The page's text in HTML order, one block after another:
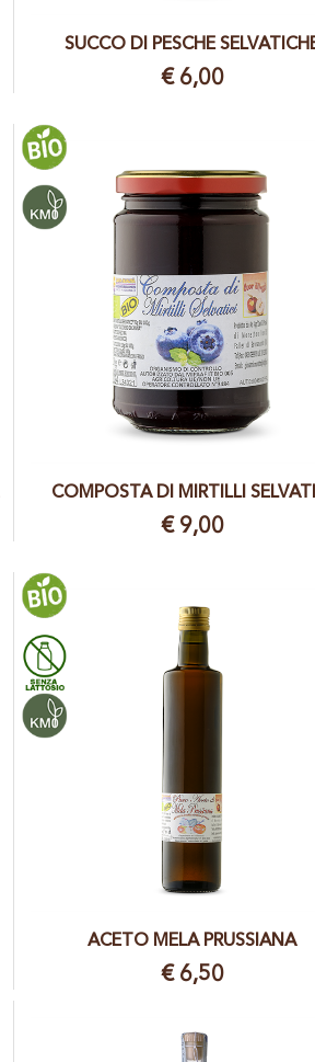
SUCCO DI PESCHE
€ 6,00
COMPOSTA DI MIRTILLI
€ 9,00
ACETO MELA PRUSSIANA
€ 6,50